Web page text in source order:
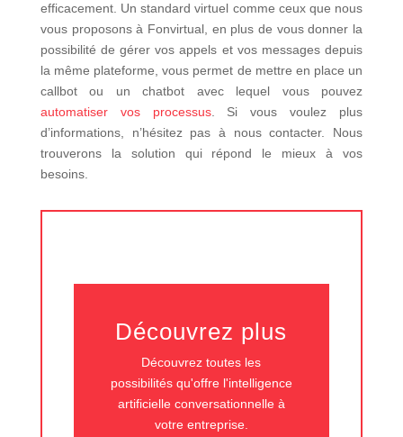
efficacement. Un standard virtuel comme ceux que nous
vous proposons à Fonvirtual, en plus de vous donner la
possibilité de gérer vos appels et vos messages depuis
la même plateforme, vous permet de mettre en place un
callbot ou un chatbot avec lequel vous pouvez
automatiser vos processus. Si vous voulez plus
d’informations, n’hésitez pas à nous contacter. Nous
trouverons la solution qui répond le mieux à vos
besoins.
Découvrez plus
Découvrez toutes les
possibilités qu'offre l'intelligence
artificielle conversationnelle à
votre entreprise.